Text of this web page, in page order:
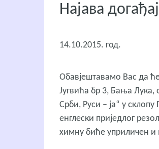
Најава
14.10.2015. год.
Обавјештавамо Вас да
Југвића бр 3, Бања Лука,
Срби, Руси – ја“ у
енглески приједлог
химну биће уприличен и